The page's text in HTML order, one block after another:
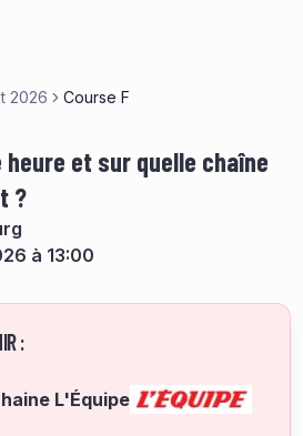
2026 Course F
heure et sur quelle chaîne
?
à 13:00
:
L'Équipe